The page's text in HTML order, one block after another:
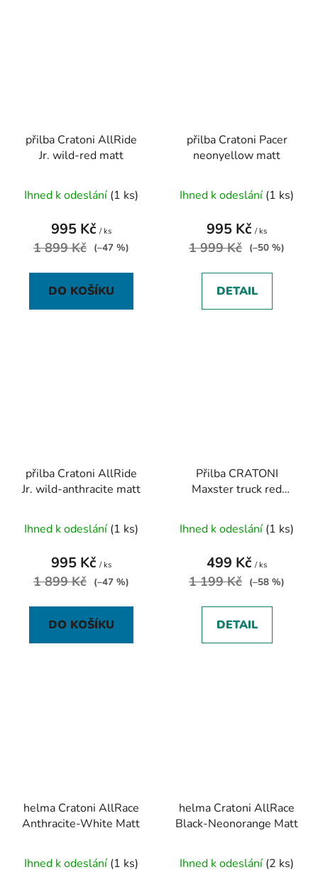
přilba Cratoni AllRide
Jr. wild-red matt
Ihned k odeslání (1 ks)
995 Kč / ks
1 899 Kč (–47 %)
DO KOŠÍKU
přilba Cratoni Pacer
neonyellow matt
Ihned k odeslání (1 ks)
995 Kč / ks
1 999 Kč (–50 %)
DETAIL
přilba Cratoni AllRide
Jr. wild-anthracite matt
Ihned k odeslání (1 ks)
995 Kč / ks
1 899 Kč (–47 %)
DO KOŠÍKU
Přilba CRATONI
Maxster truck red
Ihned k odeslání (1 ks)
499 Kč / ks
1 199 Kč (–58 %)
DETAIL
helma Cratoni AllRace
Anthracite-White Matt
Ihned k odeslání (1 ks)
helma Cratoni AllRace
Black-Neonorange Matt
Ihned k odeslání (2 ks)